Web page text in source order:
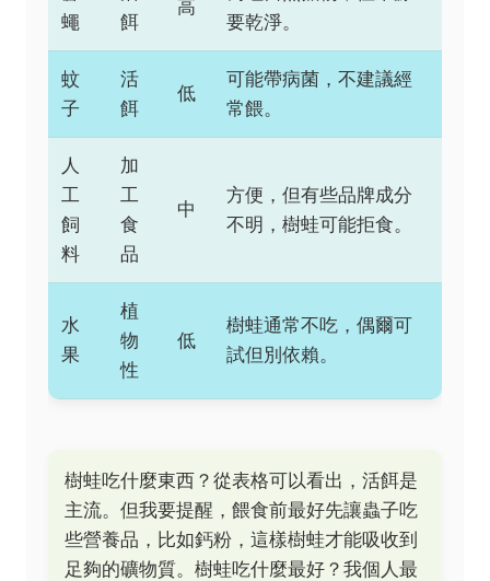
蠅
餌
高
要乾淨。
蚊
子
活
餌
低
可能帶病菌，不建議經
常餵。
人
工
飼
料
加
工
食
品
中
方便，但有些品牌成分
不明，樹蛙可能拒食。
水
果
植
物
性
低
樹蛙通常不吃，偶爾可
試但別依賴。
樹蛙吃什麼東西？從表格可以看出，活餌是
主流。但我要提醒，餵食前最好先讓蟲子吃
些營養品，比如鈣粉，這樣樹蛙才能吸收到
足夠的礦物質。樹蛙吃什麼最好？我個人最